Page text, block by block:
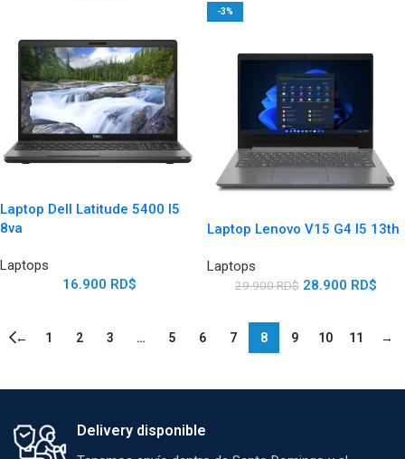
Laptop Dell Latitude 5400 I5
8va
Laptops
16.900 RD$
-3%
Laptop Lenovo V15 G4 I5 13th
Laptops
29.900RD$ 28.900 RD$
← 1 2 3 … 5 6 7 8 9 10 11 →
Delivery disponible